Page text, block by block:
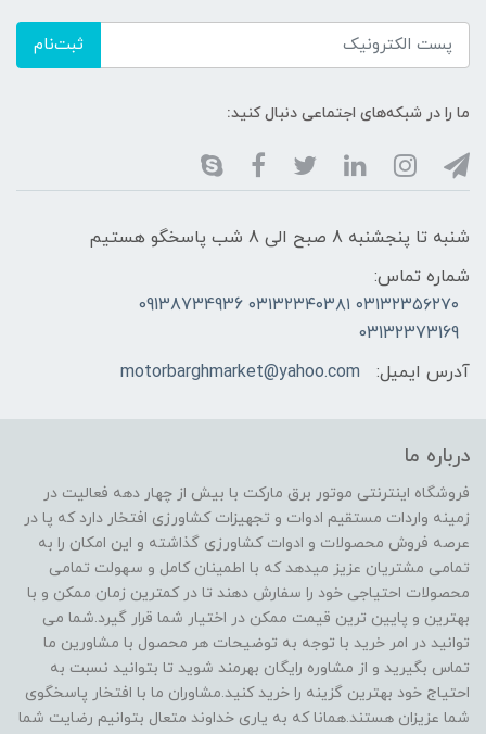
ثبت‌نام
ما را در شبکه‌های اجتماعی دنبال کنید:
شنبه تا پنجشنبه 8 صبح الی 8 شب پاسخگو هستیم
شماره تماس:
۰۳۱۳۲۳۵۶۲۷۰ ۰۳۱۳۲۳۴۰۳۸۱ 09138734936
03132373169
آدرس ایمیل:
motorbarghmarket@yahoo.com
درباره ما
فروشگاه اینترنتی موتور برق مارکت با بیش از چهار دهه فعالیت در
زمینه واردات مستقیم ادوات و تجهیزات کشاورزی افتخار دارد که پا در
عرصه فروش محصولات و ادوات کشاورزی گذاشته و این امکان را به
تمامی مشتریان عزیز میدهد که با اطمینان کامل و سهولت تمامی
محصولات احتیاجی خود را سفارش دهند تا در کمترین زمان ممکن و با
بهترین و پایین ترین قیمت ممکن در اختیار شما قرار گیرد.شما می
توانید در امر خرید با توجه به توضیحات هر محصول با مشاورین ما
تماس بگیرید و از مشاوره رایگان بهرمند شوید تا بتوانید نسبت به
احتیاج خود بهترین گزینه را خرید کنید.مشاوران ما با افتخار پاسخگوی
شما عزیزان هستند.همانا که به یاری خداوند متعال بتوانیم رضایت شما